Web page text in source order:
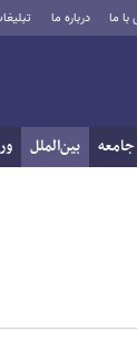
ما درباره ما
جامعه بین‌الملل